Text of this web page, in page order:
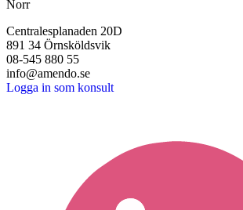
Norr
Centralesplanaden 20D
891 34 Örnsköldsvik
08-545 880 55
info@amendo.se
Logga in som konsult